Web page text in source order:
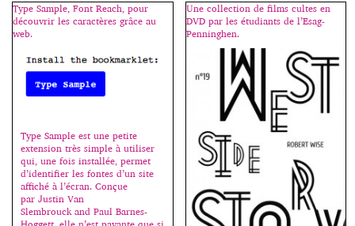
L’affiche typographique est une
création bien particulière.
Composée uniquement de texte,
sans visuel figuratif, une affiche
peut tout à fait remplir son rôle
premier, celui d’informer ; à
l’inverse, une figure sans texte
tend à rester, la plupart du
temps, une énigme, une
proposition de sens offerte à de
multiples
interprétations. L’affiche
typographique adopte une
double fonction, […]
Type Sample, Font Reach, pour
découvrir les caractères grâce au
web.
Type Sample est une petite
extension très simple à utiliser
qui, une fois installée, permet
d’identifier les fontes d’un site
affiché à l’écran. Conçue
par Justin Van
Slembrouck and Paul Barnes-
Une collection de films cultes en
DVD par les étudiants de l’Esag-
Penninghen.